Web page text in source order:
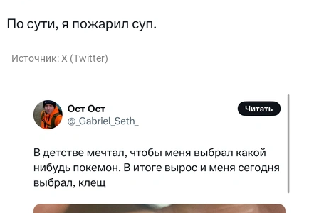
Источник:X (Twitter)